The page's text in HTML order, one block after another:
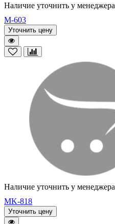
Наличие уточнить у менеджера
M-603
Уточнить цену
Наличие уточнить у менеджера
MK-818
Уточнить цену